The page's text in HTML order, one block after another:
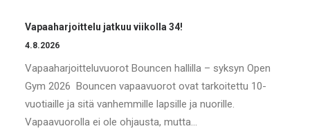
Vapaaharjoittelu jatkuu viikolla 34!
4.8.2026
Vapaaharjoitteluvuorot Bouncen hallilla – syksyn Open
Gym 2026 Bouncen vapaavuorot ovat tarkoitettu 10-
vuotiaille ja sitä vanhemmille lapsille ja nuorille.
Vapaavuorolla ei ole ohjausta, mutta…